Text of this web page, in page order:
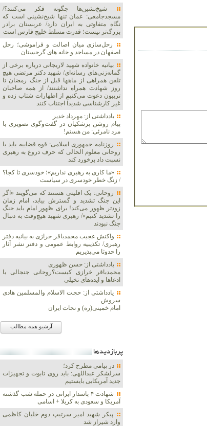
شیخ‌نشین‌ها چگونه فکر می‌کنند؟/
مسجدجامعی: عمان تنها شیخ‌نشینی است که
نگاه متفاوتی به ایران دارد/ عربستان برادر
بزرگ‌تر نیست؛ قدرت مسلط خلیج فارس است
رحل‌سازی میان اصالت و فراموشی؛ رحل
اصفهان در مساجد و خانه های گرجستان
بیانیه خانواده شهید لاریجانی درباره برخی از
گمانه‌زنی‌های رسانه‌ای/ شهید دکتر مرتضی هیچ
تلفن همراهی از ماهها قبل از جنگ رمضان تا
روز شهادت همراه نداشتند/ از همه صاحبان
تریبون دعوت می‌کنیم از اظهارات شتاب زده و
غیر کارشناسی شدیداً اجتناب کنند
یادداشتی از: مهرداد خدیر
پیام روشن پزشکیان در گفت‌و‌گوی تصویری با
مرد نامرئی: من هستم!
روزنامه جمهوری اسلامی: قوه قضاییه باید با
روحانی معلوم الحالی که حرف دروغ به رهبری
نسبت داد برخورد کند
«ما کاری به رهبری نداریم»؛ خودسری تا کجا؟
/ زنگ خطر خودسری در سیاست
روحانی: یک اقلیتی هستند که می‌گویند «اگر
این جنگ تشدید و گسترش بیابد، امام زمان
زودتر ظهور می‌کند! برای ظهور امام باید جنگ
را تشدید کنیم»/ رهبری شهید هیچ‌وقت به دنبال
جنگ نبودند
واکنش عجیب محمدباقر خرازی به بیانیه دفتر
رهبری/ تکذیبیه روابط عمومی و دفتر نشر آثار
را حدوثا می‌پذیریم
یادداشتی از: حسن ظهوری
محمدباقر خرازی کیست؟روحانی جنجالی با
ادعاها و ایده‌های تخیلی
یادداشتی از: حجت الاسلام والمسلمین هادی
سروش
امام خمینی(ره) و نجات ایران
آرشیو همه مطالب
پربازديدها
در پیامی مطرح کرد؛
سرلشکر عبداللهی: باید روی تابوت و تجهیزات
جدید آمریکایی بایستیم
شهادت ۴ پاسدار ایرانی در حمله شب گذشته
آمریکا و سعودی به کربلا + اسامی
پیکر شهید امیر سرتیپ دوم خلبان کاظمی
وارد شیراز شد